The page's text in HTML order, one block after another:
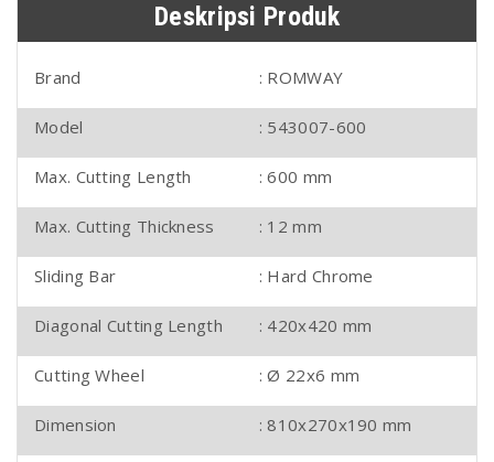
Deskripsi Produk
Brand : ROMWAY
Model : 543007-600
Max. Cutting Length : 600 mm
Max. Cutting Thickness : 12 mm
Sliding Bar : Hard Chrome
Diagonal Cutting Length : 420x420 mm
Cutting Wheel : Ø 22x6 mm
Dimension : 810x270x190 mm